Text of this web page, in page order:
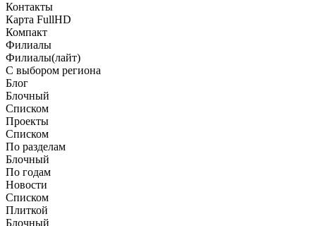
Контакты
Карта FullHD
Компакт
Филиалы
Филиалы(лайт)
С выбором региона
Блог
Блочный
Списком
Проекты
Списком
По разделам
Блочный
По годам
Новости
Списком
Плиткой
Блочный